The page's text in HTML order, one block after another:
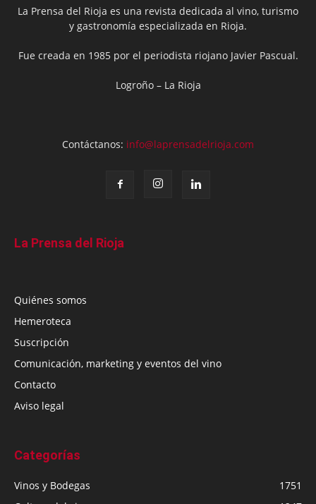
La Prensa del Rioja es una revista dedicada al vino, turismo
y gastronomía especializada en Rioja.
Fue creada en 1985 por el periodista riojano Javier Pascual.
Logroño – La Rioja
Contáctanos: info@laprensadelrioja.com
La Prensa del Rioja
Quiénes somos
Hemeroteca
Suscripción
Comunicación, marketing y eventos del vino
Contacto
Aviso legal
Categorías
Vinos y Bodegas
1751